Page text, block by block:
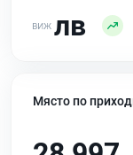
лв
Място по